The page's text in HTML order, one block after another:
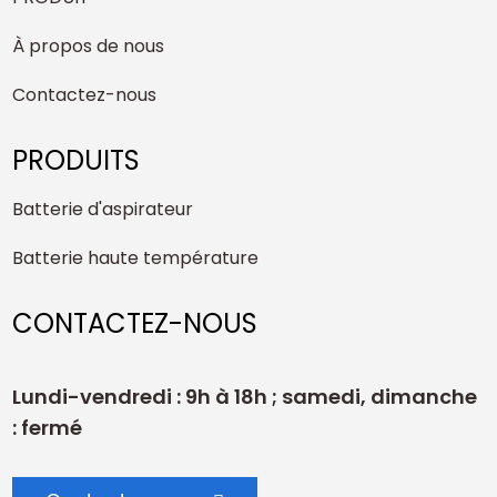
À propos de nous
Contactez-nous
PRODUITS
Batterie d'aspirateur
Batterie haute température
CONTACTEZ-NOUS
Lundi-vendredi : 9h à 18h ; samedi, dimanche
: fermé